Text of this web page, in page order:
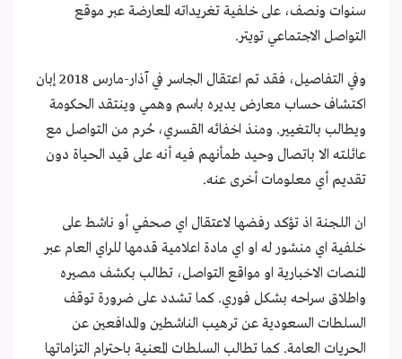
سنوات ونصف، على خلفية تغريداته المعارضة عبر موقع
التواصل الاجتماعي تويتر.
وفي التفاصيل، فقد تم اعتقال الجاسر في آذار-مارس 2018 إبان
اكتشاف حساب معارض يديره باسم وهمي وينتقد الحكومة
ويطالب بالتغيير. ومنذ اخفائه القسري، حُرم من التواصل مع
عائلته الا باتصال وحيد طمأنهم فيه أنه على قيد الحياة دون
تقديم أي معلومات أخرى عنه.
ان اللجنة اذ تؤكد رفضها لاعتقال اي صحفي أو ناشط على
خلفية اي منشور له او اي مادة اعلامية قدمها للراي العام عبر
المنصات الاخبارية او مواقع التواصل، تطالب بكشف مصيره
واطلاق سراحه بشكل فوري. كما تشدد على ضرورة توقف
السلطات السعودية عن ترهيب الناشطين والمدافعين عن
الحريات العامة. كما تطالب السلطات المعنية باحترام التزاماتها